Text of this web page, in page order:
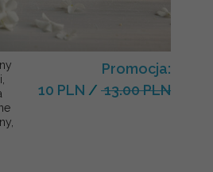
Promocja:
10 PLN / 13.00 PLN